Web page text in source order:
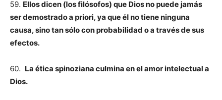
59. Ellos dicen (los filósofos) que Dios no puede jamás
ser demostrado a priori, ya que él no tiene ninguna
causa, sino tan sólo con probabilidad o a través de sus
efectos.
60. La ética spinoziana culmina en el amor intelectual a
Dios.